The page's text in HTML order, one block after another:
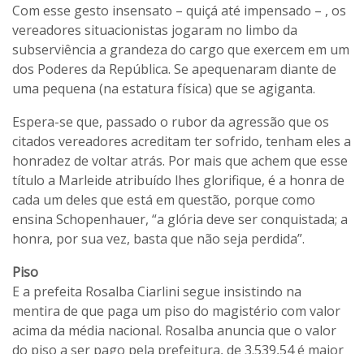
Com esse gesto insensato – quiçá até impensado – , os
vereadores situacionistas jogaram no limbo da
subserviência a grandeza do cargo que exercem em um
dos Poderes da República. Se apequenaram diante de
uma pequena (na estatura física) que se agiganta.
Espera-se que, passado o rubor da agressão que os
citados vereadores acreditam ter sofrido, tenham eles a
honradez de voltar atrás. Por mais que achem que esse
título a Marleide atribuído lhes glorifique, é a honra de
cada um deles que está em questão, porque como
ensina Schopenhauer, “a glória deve ser conquistada; a
honra, por sua vez, basta que não seja perdida”.
Piso
E a prefeita Rosalba Ciarlini segue insistindo na
mentira de que paga um piso do magistério com valor
acima da média nacional. Rosalba anuncia que o valor
do piso a ser pago pela prefeitura, de 3.539,54 é maior